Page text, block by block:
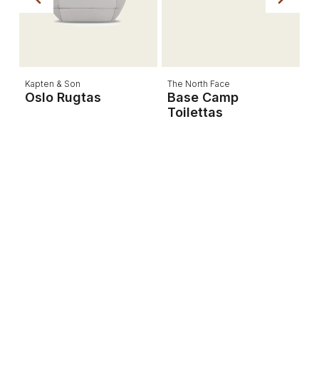
Kapten & Son
Oslo Rugtas
The North Face
Base Camp
Toilettas